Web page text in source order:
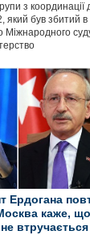
з координації
був збитий в
Міжнародного
Ердогана
каже,
втручається